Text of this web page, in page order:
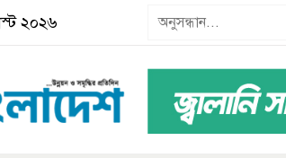
২০২৬